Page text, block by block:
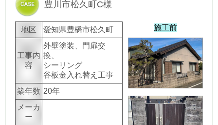
豊川市松久町C様
施工前
地区 愛知県豊橋市松久町
工事内
容
外壁塗装、門扉交
換、
シーリング
谷板金入れ替え工事
築年数 20年
メーカ
ー